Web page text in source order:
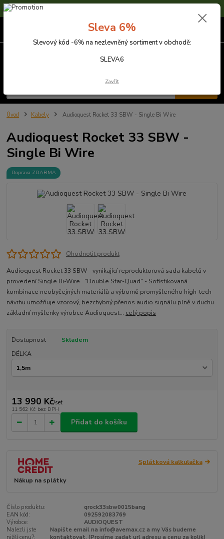
Sleva 6% na nezlevněné zboží s kódem SLEVA6
Úvod Kabely Audioquest Rocket 33 SBW - Single Bi Wire
Audioquest Rocket 33 SBW -
Single Bi Wire
Doprava ZDARMA
Ohodnotit produkt
Audioquest Rocket 33 SBW - vynikající reproduktorová sada kabelů v
provedení Single Bi-Wire "Double Star-Quad" - Sofistikovaná
kombinace neobyčejných materiálů a výborně promyšleného high-tech
návrhu umožňuje vzorový, bezchybný přenos audio signálu plně v duchu
základní myšlenky výrobce Audioquest... celý popis
Dostupnost
Skladem
DÉLKA
13 990 Kč/set
11 562 Kč bez DPH
Přidat do košíku
Splátková kalkulačka
Nákup na splátky
Číslo produktu:
qrock33sbw0015bang
EAN kód:
092592083769
Výrobce:
AUDIOQUEST
Nalezli jste
nižší cenu?:
Napište email na info@avemax.cz a my Vás budeme
kontaktovat. (Prosíme zadat url adresu a cenu za kolik)
Sleva 6%
Slevový kód -6% na nezlevněný sortiment v obchodě:
SLEVA6
Zavřít